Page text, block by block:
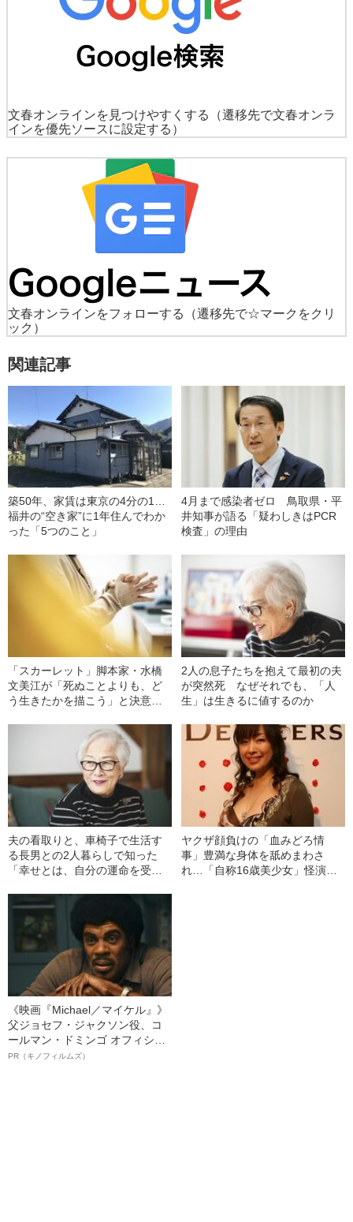
文春オンラインを見つけやすくする
（遷移先で文春オンラ
インを優先ソースに設定する）
文春オンラインをフォローする
（遷移先で☆マークをクリ
ック）
関連記事
築50年、家賃は東京の4分の1…
福井の“空き家”に1年住んでわか
った「5つのこと」
4月まで感染者ゼロ 鳥取県・平
井知事が語る「疑わしきはPCR
検査」の理由
「スカーレット」脚本家・水橋
文美江が「死ぬことよりも、ど
う生きたかを描こう」と決意す
2人の息子たちを抱えて最初の夫
が突然死 なぜそれでも、「人
生」は生きるに値するのか
夫の看取りと、車椅子で生活す
る長男との2人暮らしで知った
「幸せとは、自分の運命を受け
ヤクザ顔負けの「血みどろ情
事」豊満な身体を舐めまわさ
れ…「自称16歳美少女」怪演
《映画『Michael／マイケル』》
父ジョセフ・ジャクソン役、コ
ールマン・ドミンゴ オフィシャ
ルインタビュー“観客を魅了した
PR（キノフィルムズ）